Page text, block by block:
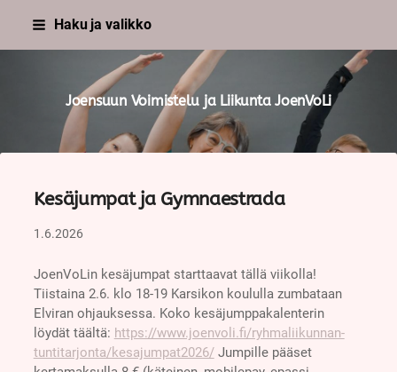
Siirry
Haku ja valikko
Joensuun Voimistelu ja Liikunta JoenVoLi
Kesäjumpat ja Gymnaestrada
1.6.2026
JoenVoLin kesäjumpat starttaavat tällä viikolla!
Tiistaina 2.6. klo 18-19 Karsikon koululla zumbataan
Elviran ohjauksessa. Koko kesäjumppakalenterin
löydät täältä: https://www.joenvoli.fi/ryhmaliikunnan-
tuntitarjonta/kesajumpat2026/Jumpille pääset